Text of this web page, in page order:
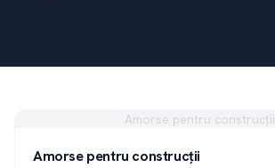
Amorse pentru construcții
Amorse pentru construcții